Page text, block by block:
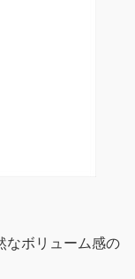
なボリューム感の